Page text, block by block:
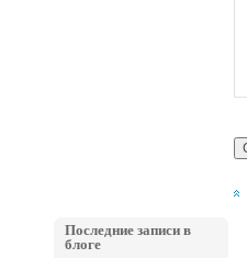
Последние записи в
блоге